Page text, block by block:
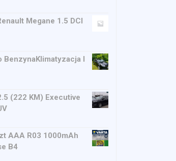
Megane 1.5 DCI
BenzynaKlimatyzacja I
(222 KM) Executive
AAA R03 1000mAh
B4